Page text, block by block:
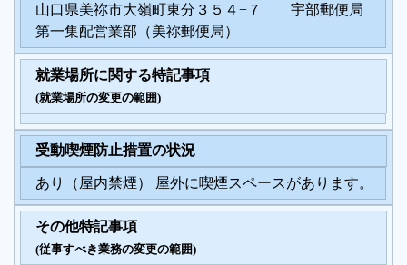
山口県美祢市大嶺町東分３５４−７ 宇部郵便局
第一集配営業部（美祢郵便局）
就業場所に関する特記事項
(就業場所の変更の範囲)
受動喫煙防止措置の状況
あり（屋内禁煙） 屋外に喫煙スペースがあります。
その他特記事項
(従事すべき業務の変更の範囲)